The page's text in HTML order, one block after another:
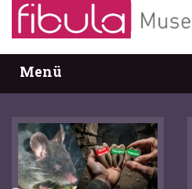
Menü